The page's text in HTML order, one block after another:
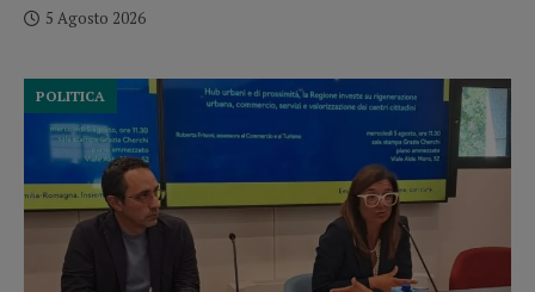
5 Agosto 2026
POLITICA